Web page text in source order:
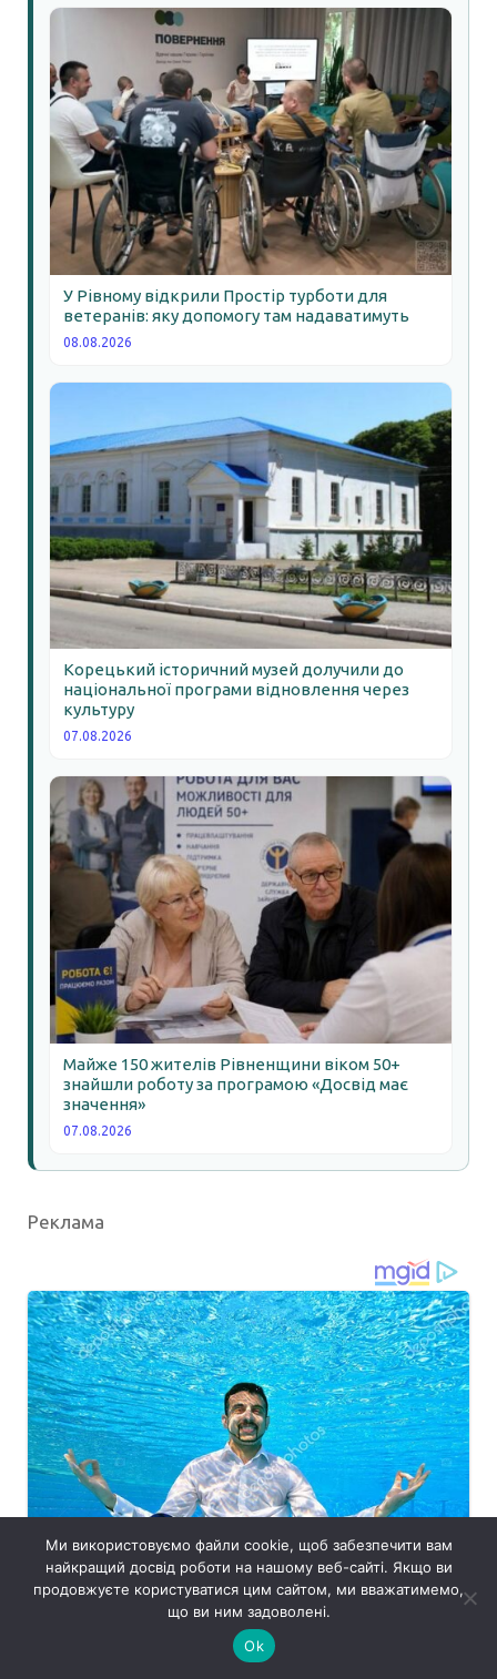
У Рівному відкрили Простір турботи для
ветеранів: яку допомогу там надаватимуть
08.08.2026
Корецький історичний музей долучили до
національної програми відновлення через
культуру
07.08.2026
Майже 150 жителів Рівненщини віком 50+
знайшли роботу за програмою «Досвід має
значення»
07.08.2026
Реклама
Ми використовуємо файли cookie, щоб забезпечити вам
найкращий досвід роботи на нашому веб-сайті. Якщо ви
продовжуєте користуватися цим сайтом, ми вважатимемо,
що ви ним задоволені.
Ok